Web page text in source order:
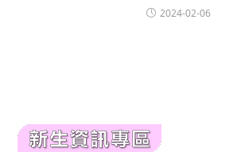
2024-02-06